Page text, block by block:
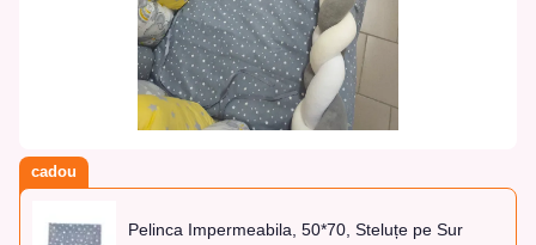
cadou
Pelinca Impermeabila, 50*70, Steluțe pe Sur